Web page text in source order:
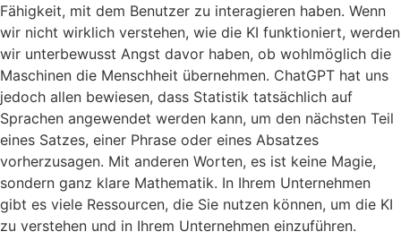
Fähigkeit, mit dem Benutzer zu interagieren haben. Wenn
wir nicht wirklich verstehen, wie die KI funktioniert, werden
wir unterbewusst Angst davor haben, ob wohlmöglich die
Maschinen die Menschheit übernehmen. ChatGPT hat uns
jedoch allen bewiesen, dass Statistik tatsächlich auf
Sprachen angewendet werden kann, um den nächsten Teil
eines Satzes, einer Phrase oder eines Absatzes
vorherzusagen. Mit anderen Worten, es ist keine Magie,
sondern ganz klare Mathematik. In Ihrem Unternehmen
gibt es viele Ressourcen, die Sie nutzen können, um die KI
zu verstehen und in Ihrem Unternehmen einzuführen.